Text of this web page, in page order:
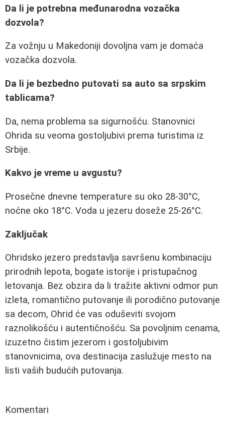
Da li je potrebna međunarodna vozačka
dozvola?
Za vožnju u Makedoniji dovoljna vam je domaća
vozačka dozvola.
Da li je bezbedno putovati sa auto sa srpskim
tablicama?
Da, nema problema sa sigurnošću. Stanovnici
Ohrida su veoma gostoljubivi prema turistima iz
Srbije.
Kakvo je vreme u avgustu?
Prosečne dnevne temperature su oko 28-30°C,
noćne oko 18°C. Voda u jezeru doseže 25-26°C.
Zaključak
Ohridsko jezero predstavlja savršenu kombinaciju
prirodnih lepota, bogate istorije i pristupačnog
letovanja. Bez obzira da li tražite aktivni odmor pun
izleta, romantično putovanje ili porodično putovanje
sa decom, Ohrid će vas oduševiti svojom
raznolikošću i autentičnošću. Sa povoljnim cenama,
izuzetno čistim jezerom i gostoljubivim
stanovnicima, ova destinacija zaslužuje mesto na
listi vaših budućih putovanja.
Komentari